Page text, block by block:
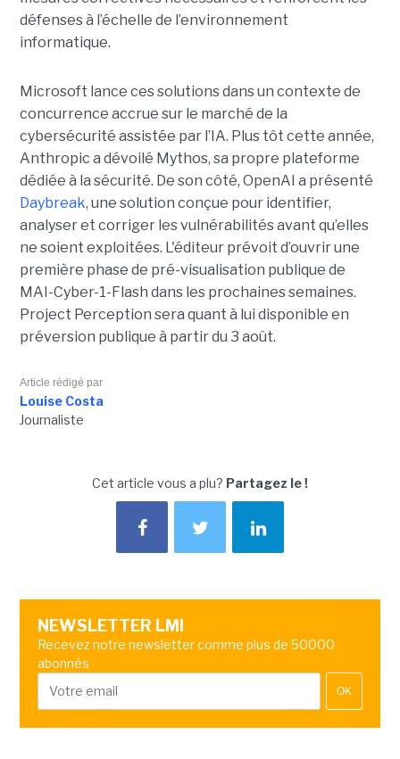
défenses à l’échelle de l’environnement
informatique.
Microsoft lance ces solutions dans un contexte de
concurrence accrue sur le marché de la
cybersécurité assistée par l’IA. Plus tôt cette année,
Anthropic a dévoilé Mythos, sa propre plateforme
dédiée à la sécurité. De son côté, OpenAI a présenté
Daybreak, une solution conçue pour identifier,
analyser et corriger les vulnérabilités avant qu’elles
ne soient exploitées. L'éditeur prévoit d’ouvrir une
première phase de pré-visualisation publique de
MAI-Cyber-1-Flash dans les prochaines semaines.
Project Perception sera quant à lui disponible en
préversion publique à partir du 3 août.
Article rédigé par
Louise Costa
Journaliste
Cet article vous a plu? Partagez le !
NEWSLETTER LMI
Recevez notre newsletter comme plus de 50000
abonnés
OK